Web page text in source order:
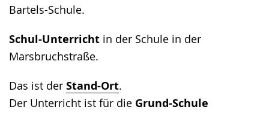
Bartels-Schule.
Schul-Unterricht in der Schule in der
Marsbruchstraße.
Das ist der Stand-Ort.
Der Unterricht ist für die Grund-Schule